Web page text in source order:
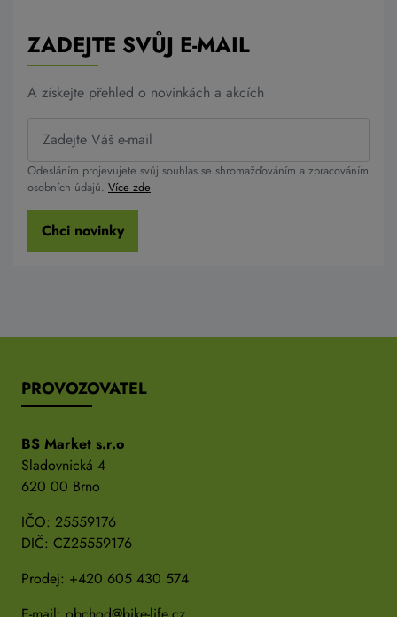
ZADEJTE SVŮJ E-MAIL
A získejte přehled o novinkách a akcích
Odesláním projevujete svůj souhlas se shromažďováním a zpracováním
osobních údajů. Více zde
Chci novinky
PROVOZOVATEL
BS Market s.r.o
Sladovnická 4
620 00 Brno
IČO: 25559176
DIČ: CZ25559176
Prodej: +420 605 430 574